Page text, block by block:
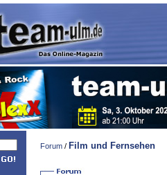
Forum / Film und Fernsehen